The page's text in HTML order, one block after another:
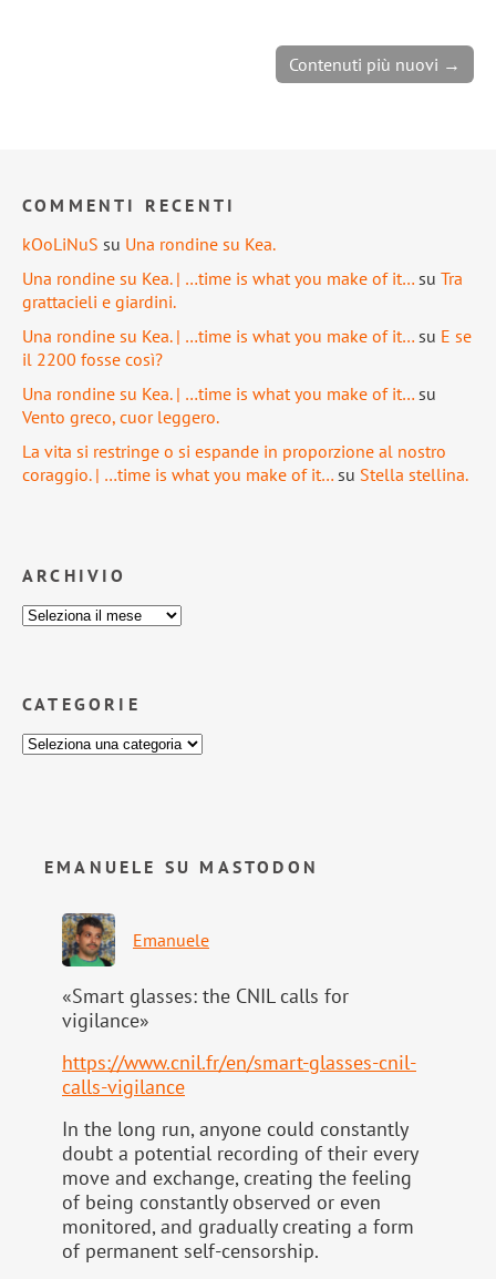
Contenuti più nuovi →
COMMENTI RECENTI
kOoLiNuS su Una rondine su Kea.
Una rondine su Kea. | …time is what you make of it… su Tra
grattacieli e giardini.
Una rondine su Kea. | …time is what you make of it… su E se
il 2200 fosse così?
Una rondine su Kea. | …time is what you make of it… su
Vento greco, cuor leggero.
La vita si restringe o si espande in proporzione al nostro
coraggio. | …time is what you make of it… su Stella stellina.
ARCHIVIO
CATEGORIE
EMANUELE SU MASTODON
Emanuele
«Smart glasses: the CNIL calls for
vigilance»
https://www.cnil.fr/en/smart-glasses-cnil-
calls-vigilance
In the long run, anyone could constantly
doubt a potential recording of their every
move and exchange, creating the feeling
of being constantly observed or even
monitored, and gradually creating a form
of permanent self-censorship.